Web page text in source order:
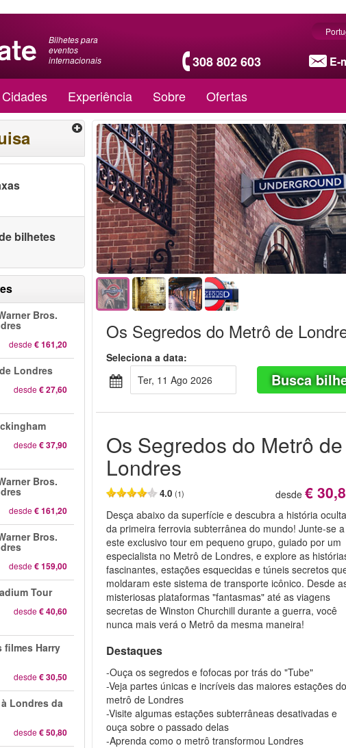
Bilhetes para
eventos
internacionais
308 802 603 E-
Cidades Experiência Sobre Ofertas
bilhetes
Bros.
desde€ 161,20
Londres
desde€ 27,60
desde€ 37,90
Bros.
desde€ 161,20
Bros.
desde€ 159,00
Tour
desde€ 40,60
filmes Harry
desde€ 30,50
Londres da
desde€ 50,80
Os Segredos do Metrô de
Seleciona a data:
Ter, 11 Ago 2026
Busca
Os Segredos do Metrô de
Londres
4.0(1) desde €
Desça abaixo da superfície e descubra a história
da primeira ferrovia subterrânea do mundo! Junte-se a
este exclusivo tour em pequeno grupo, guiado por um
especialista no Metrô de Londres, e explore as
fascinantes, estações esquecidas e túneis secretos
moldaram este sistema de transporte icônico. Desde
misteriosas plataformas "fantasmas" até as viagens
secretas de Winston Churchill durante a guerra, você
nunca mais verá o Metrô da mesma maneira!
Destaques
-Ouça os segredos e fofocas por trás do "Tube"
-Veja partes únicas e incríveis das maiores estações
metrô de Londres
-Visite algumas estações subterrâneas desativadas e
ouça sobre o passado delas
-Aprenda como o metrô transformou Londres